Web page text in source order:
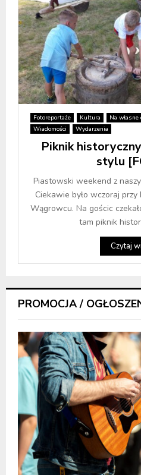
Fotoreportaże Kultura Na własne
Wiadomości
Wydarzenia
Piknik
stylu
Piastowski weekend z
Ciekawie było wczoraj
Wągrowcu. Na gościc
tam piknik
Czytaj
PROMOCJA /